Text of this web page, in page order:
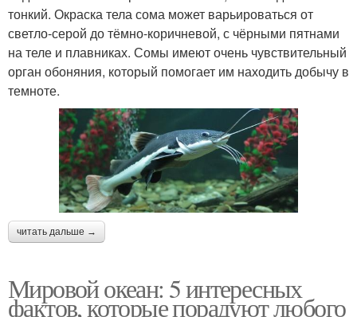
тонкий. Окраска тела сома может варьироваться от
светло-серой до тёмно-коричневой, с чёрными пятнами
на теле и плавниках. Сомы имеют очень чувствительный
орган обоняния, который помогает им находить добычу в
темноте.
читать дальше →
Мировой океан: 5 интересных
фактов, которые порадуют любого